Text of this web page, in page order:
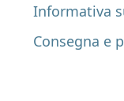
Informativa
Consegna e